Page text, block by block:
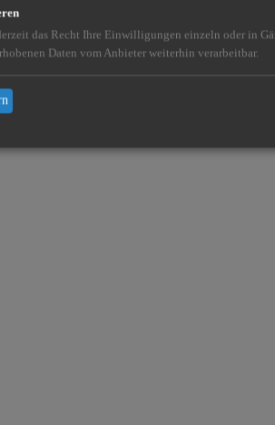
das Recht Ihre Einwilligungen einzeln oder in
Daten vom Anbieter weiterhin verarbeitbar.